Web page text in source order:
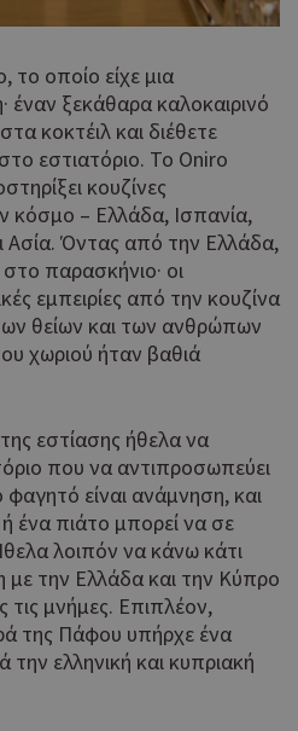
το οποίο είχε μια
έναν ξεκάθαρα καλοκαιρινό
κοκτέιλ και διέθετε
εστιατόριο. Το Oniro
κουζίνες
κόσμο – Ελλάδα, Ισπανία,
Ασία. Όντας από την Ελλάδα,
παρασκήνιο· οι
εμπειρίες από την κουζίνα
θείων και των ανθρώπων
χωριού ήταν βαθιά
εστίασης ήθελα να
που να αντιπροσωπεύει
φαγητό είναι ανάμνηση, και
ένα πιάτο μπορεί να σε
λοιπόν να κάνω κάτι
με την Ελλάδα και την Κύπρο
τις μνήμες. Επιπλέον,
της Πάφου υπήρχε ένα
ελληνική και κυπριακή